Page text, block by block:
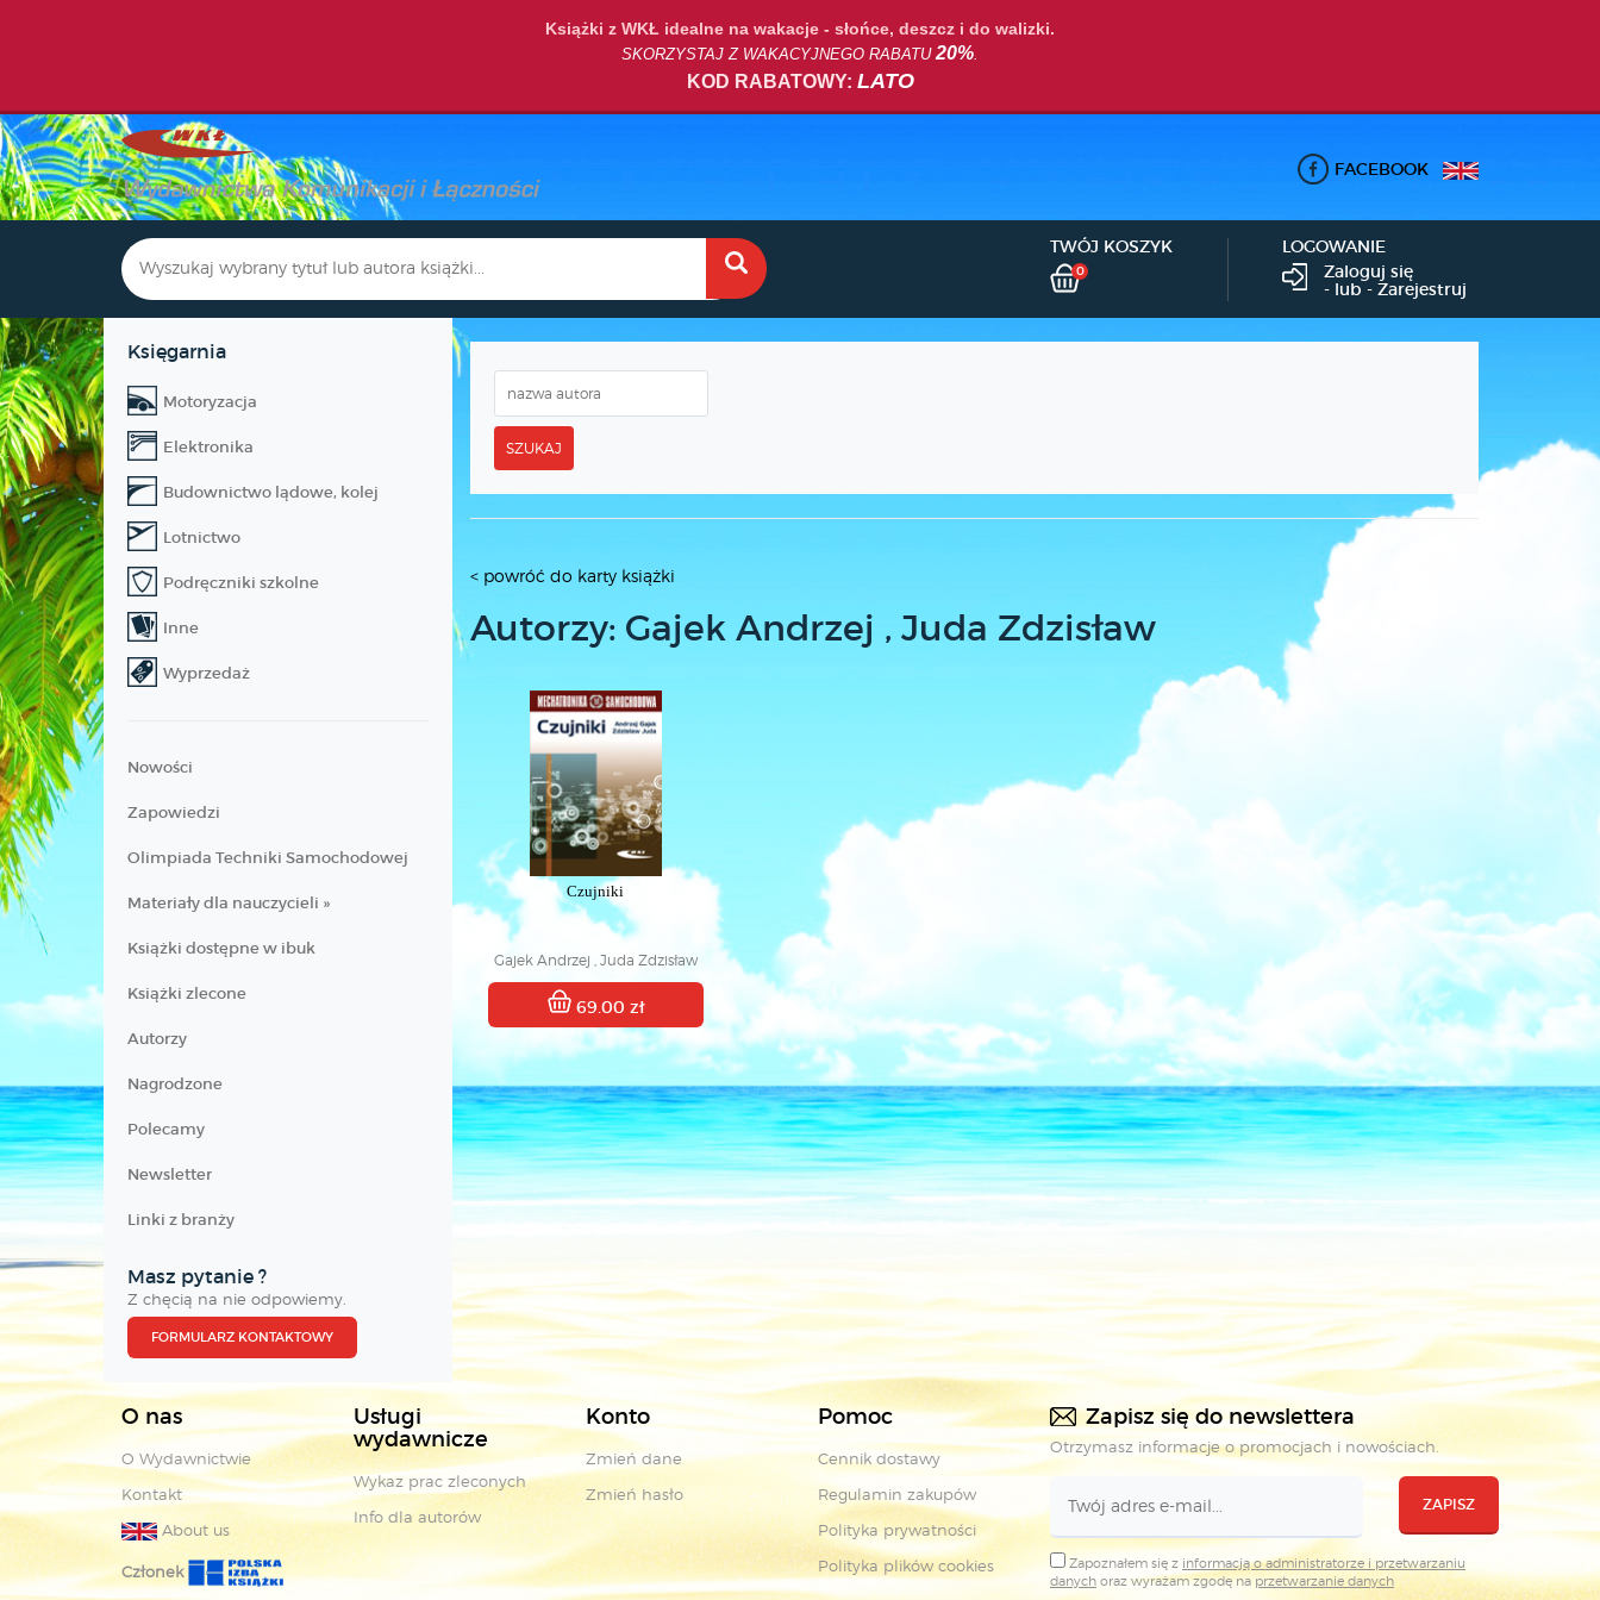
Książki z WKŁ idealne na wakacje - słońce, deszcz i do walizki.
SKORZYSTAJ Z WAKACYJNEGO RABATU20%.
KOD RABATOWY: LATO
FACEBOOK
TWÓJ KOSZYK
0
LOGOWANIE
Zaloguj się
- lub - Zarejestruj
Księgarnia
Motoryzacja
Elektronika
Budownictwo lądowe, kolej
Lotnictwo
Podręczniki szkolne
Inne
Wyprzedaż
Nowości
Zapowiedzi
Olimpiada Techniki Samochodowej
Materiały dla nauczycieli »
Książki dostępne w ibuk
Książki zlecone
Autorzy
Nagrodzone
Polecamy
Newsletter
Linki z branży
Masz pytanie ?
Z chęcią na nie odpowiemy.
FORMULARZ KONTAKTOWY
SZUKAJ
< powróć do karty książki
Autorzy: Gajek Andrzej , Juda Zdzisław
Czujniki
Gajek Andrzej , Juda Zdzisław
69.00 zł
O nas
O Wydawnictwie
Kontakt
About us
Członek
Usługi
wydawnicze
Wykaz prac zleconych
Info dla autorów
Konto
Zmień dane
Zmień hasło
Pomoc
Cennik dostawy
Regulamin zakupów
Polityka prywatności
Polityka plików cookies
Zapisz się do newslettera
Otrzymasz informacje o promocjach i nowościach.
ZAPISZ
Zapoznałem się z informacją o administratorze i przetwarzaniu
danych oraz wyrażam zgodę naprzetwarzanie danych